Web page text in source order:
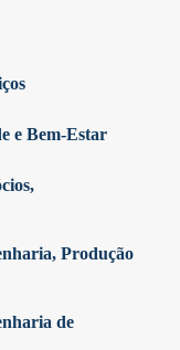
e Bem-Estar
Produção
de